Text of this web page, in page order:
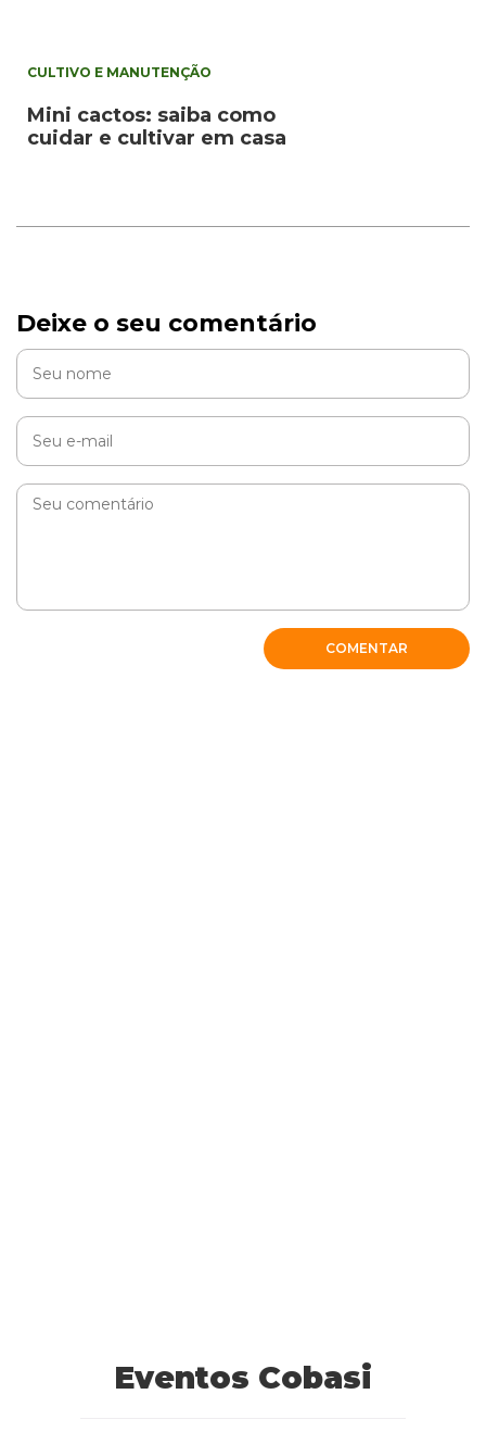
CULTIVO E MANUTENÇÃO
Mini cactos: saiba como
cuidar e cultivar em casa
Deixe o seu comentário
COMENTAR
Eventos Cobasi